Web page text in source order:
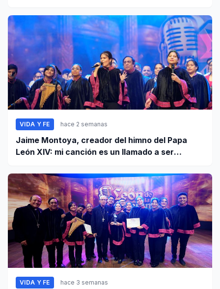
VIDA Y FE hace 2 semanas
Jaime Montoya, creador del himno del Papa
León XIV: mi canción es un llamado a ser
VIDA Y FE hace 3 semanas